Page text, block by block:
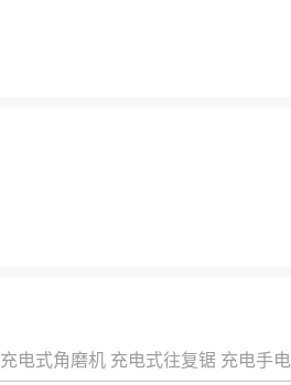
充电式角磨机 充电式往复锯 充电手